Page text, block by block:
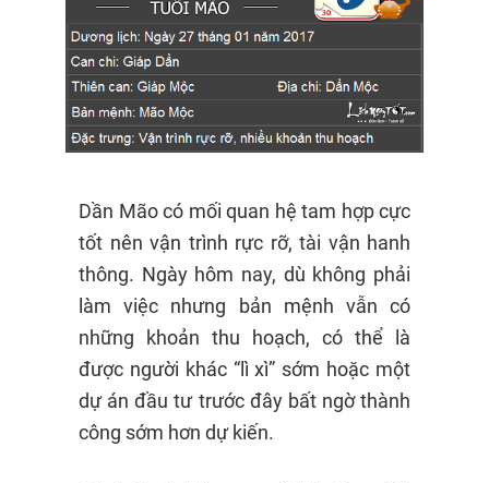
Dần Mão có mối quan hệ tam hợp cực
tốt nên vận trình rực rỡ, tài vận hanh
thông. Ngày hôm nay, dù không phải
làm việc nhưng bản mệnh vẫn có
những khoản thu hoạch, có thể là
được người khác “lì xì” sớm hoặc một
dự án đầu tư trước đây bất ngờ thành
công sớm hơn dự kiến.